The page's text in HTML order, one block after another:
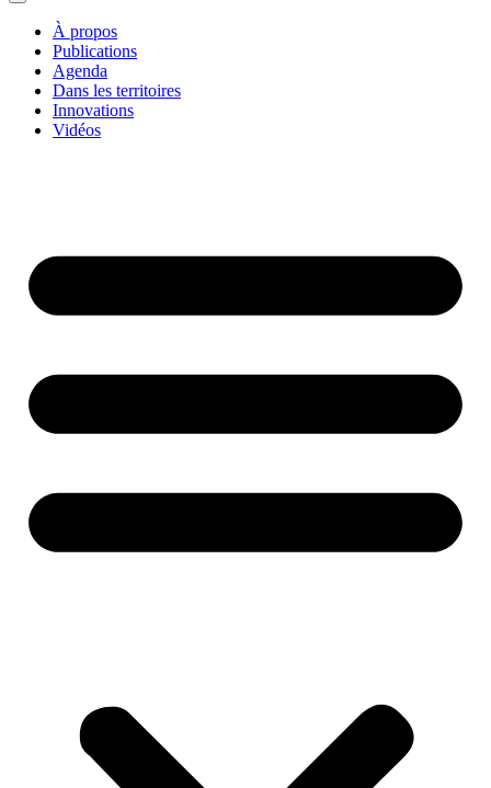
À propos
Publications
Agenda
Dans les territoires
Innovations
Vidéos